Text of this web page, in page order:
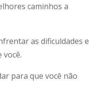
caminhos a
as dificuldades e
para que você não